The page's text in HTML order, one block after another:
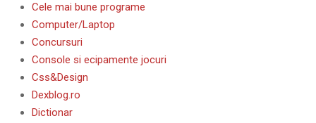
Cele mai bune programe
Computer/Laptop
Concursuri
Console si ecipamente jocuri
Css&Design
Dexblog.ro
Dictionar